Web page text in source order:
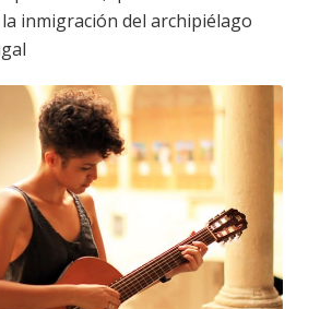
inmigración del archipiélago